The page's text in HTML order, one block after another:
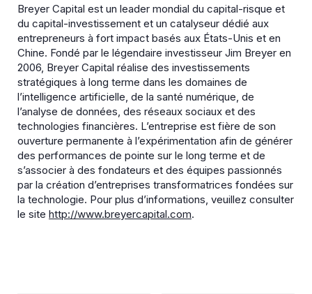
Breyer Capital est un leader mondial du capital-risque et
du capital-investissement et un catalyseur dédié aux
entrepreneurs à fort impact basés aux États-Unis et en
Chine. Fondé par le légendaire investisseur Jim Breyer en
2006, Breyer Capital réalise des investissements
stratégiques à long terme dans les domaines de
l’intelligence artificielle, de la santé numérique, de
l’analyse de données, des réseaux sociaux et des
technologies financières. L’entreprise est fière de son
ouverture permanente à l’expérimentation afin de générer
des performances de pointe sur le long terme et de
s’associer à des fondateurs et des équipes passionnés
par la création d’entreprises transformatrices fondées sur
la technologie. Pour plus d’informations, veuillez consulter
le site http://www.breyercapital.com.